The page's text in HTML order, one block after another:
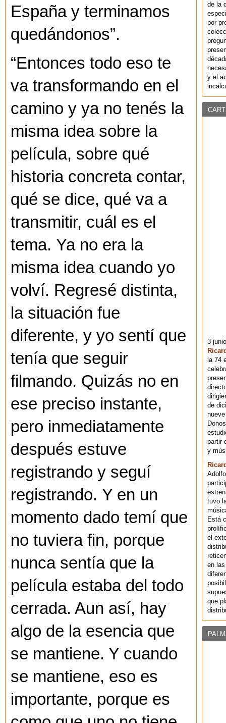
España y terminamos
quedándonos”.
“Entonces todo eso te
va transformando en el
camino y ya no tenés la
misma idea sobre la
película, sobre qué
historia concreta contar,
qué se dice, qué va a
transmitir, cuál es el
tema. Ya no era la
misma idea cuando yo
volví. Regresé distinta,
la situación fue
diferente, y yo sentí que
tenía que seguir
filmando. Quizás no en
ese preciso instante,
pero inmediatamente
después estuve
registrando y seguí
registrando. Y en un
momento dado temí que
no tuviera fin, porque
nunca sentía que la
película estaba del todo
cerrada. Aun así, hay
algo de la esencia que
se mantiene. Y cuando
se mantiene, eso es
importante, porque es
de la
por
y el
3
la 74
de
partir
y
tuvo
Está
el
en
que